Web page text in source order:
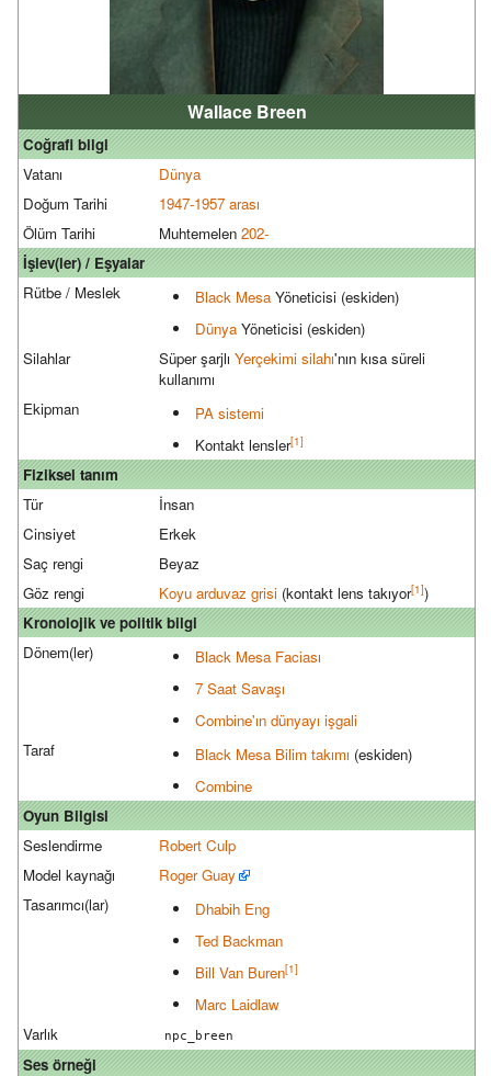
Wallace Breen
Coğrafi bilgi
Vatanı
Dünya
Doğum Tarihi
1947-1957 arası
Ölüm Tarihi
Muhtemelen 202-
İşlev(ler) / Eşyalar
Rütbe / Meslek
Black MesaYöneticisi (eskiden)
DünyaYöneticisi (eskiden)
Silahlar
Süper şarjlı Yerçekimi silahı'nın kısa süreli
kullanımı
Ekipman
PA sistemi
Kontakt lensler[1]
Fiziksel tanım
Tür
İnsan
Cinsiyet
Erkek
Saç rengi
Beyaz
Göz rengi
Koyu arduvaz grisi (kontakt lens takıyor[1])
Kronolojik ve politik bilgi
Dönem(ler)
Black Mesa Faciası
7 Saat Savaşı
Combine'ın dünyayı işgali
Taraf
Black Mesa Bilim takımı (eskiden)
Combine
Oyun Bilgisi
Seslendirme
Robert Culp
Model kaynağı
Roger Guay
Tasarımcı(lar)
Dhabih Eng
Ted Backman
Bill Van Buren[1]
Marc Laidlaw
Varlık
npc_breen
Ses örneği